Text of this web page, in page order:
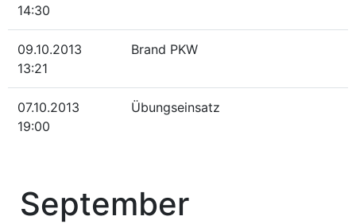
14:30
09.10.2013
13:21
Brand PKW
07.10.2013
19:00
Übungseinsatz
September